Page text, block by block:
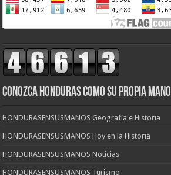
CONOZCA HONDURAS COMO SU PROPIA MANO
HONDURASENSUSMANOS Geografía e Historia
HONDURASENSUSMANOS Hoy en la Historia
HONDURASENSUSMANOS Noticias
HONDURASENSUSMANOS Turismo